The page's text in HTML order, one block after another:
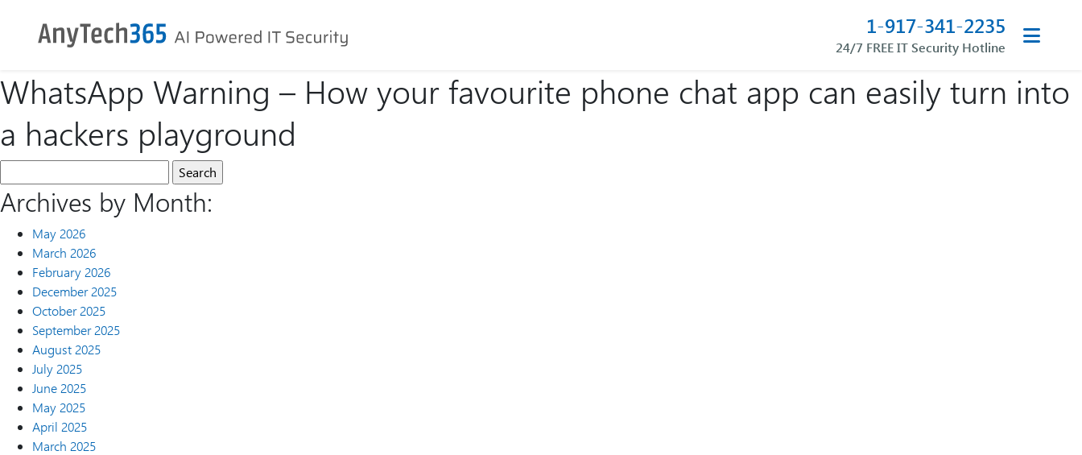
1-917-341-2235
24/7 FREE IT Security Hotline
WhatsApp Warning – How your favourite phone chat app can easily turn into
a hackers playground
Archives by Month:
May 2026
March 2026
February 2026
December 2025
October 2025
September 2025
August 2025
July 2025
June 2025
May 2025
April 2025
March 2025